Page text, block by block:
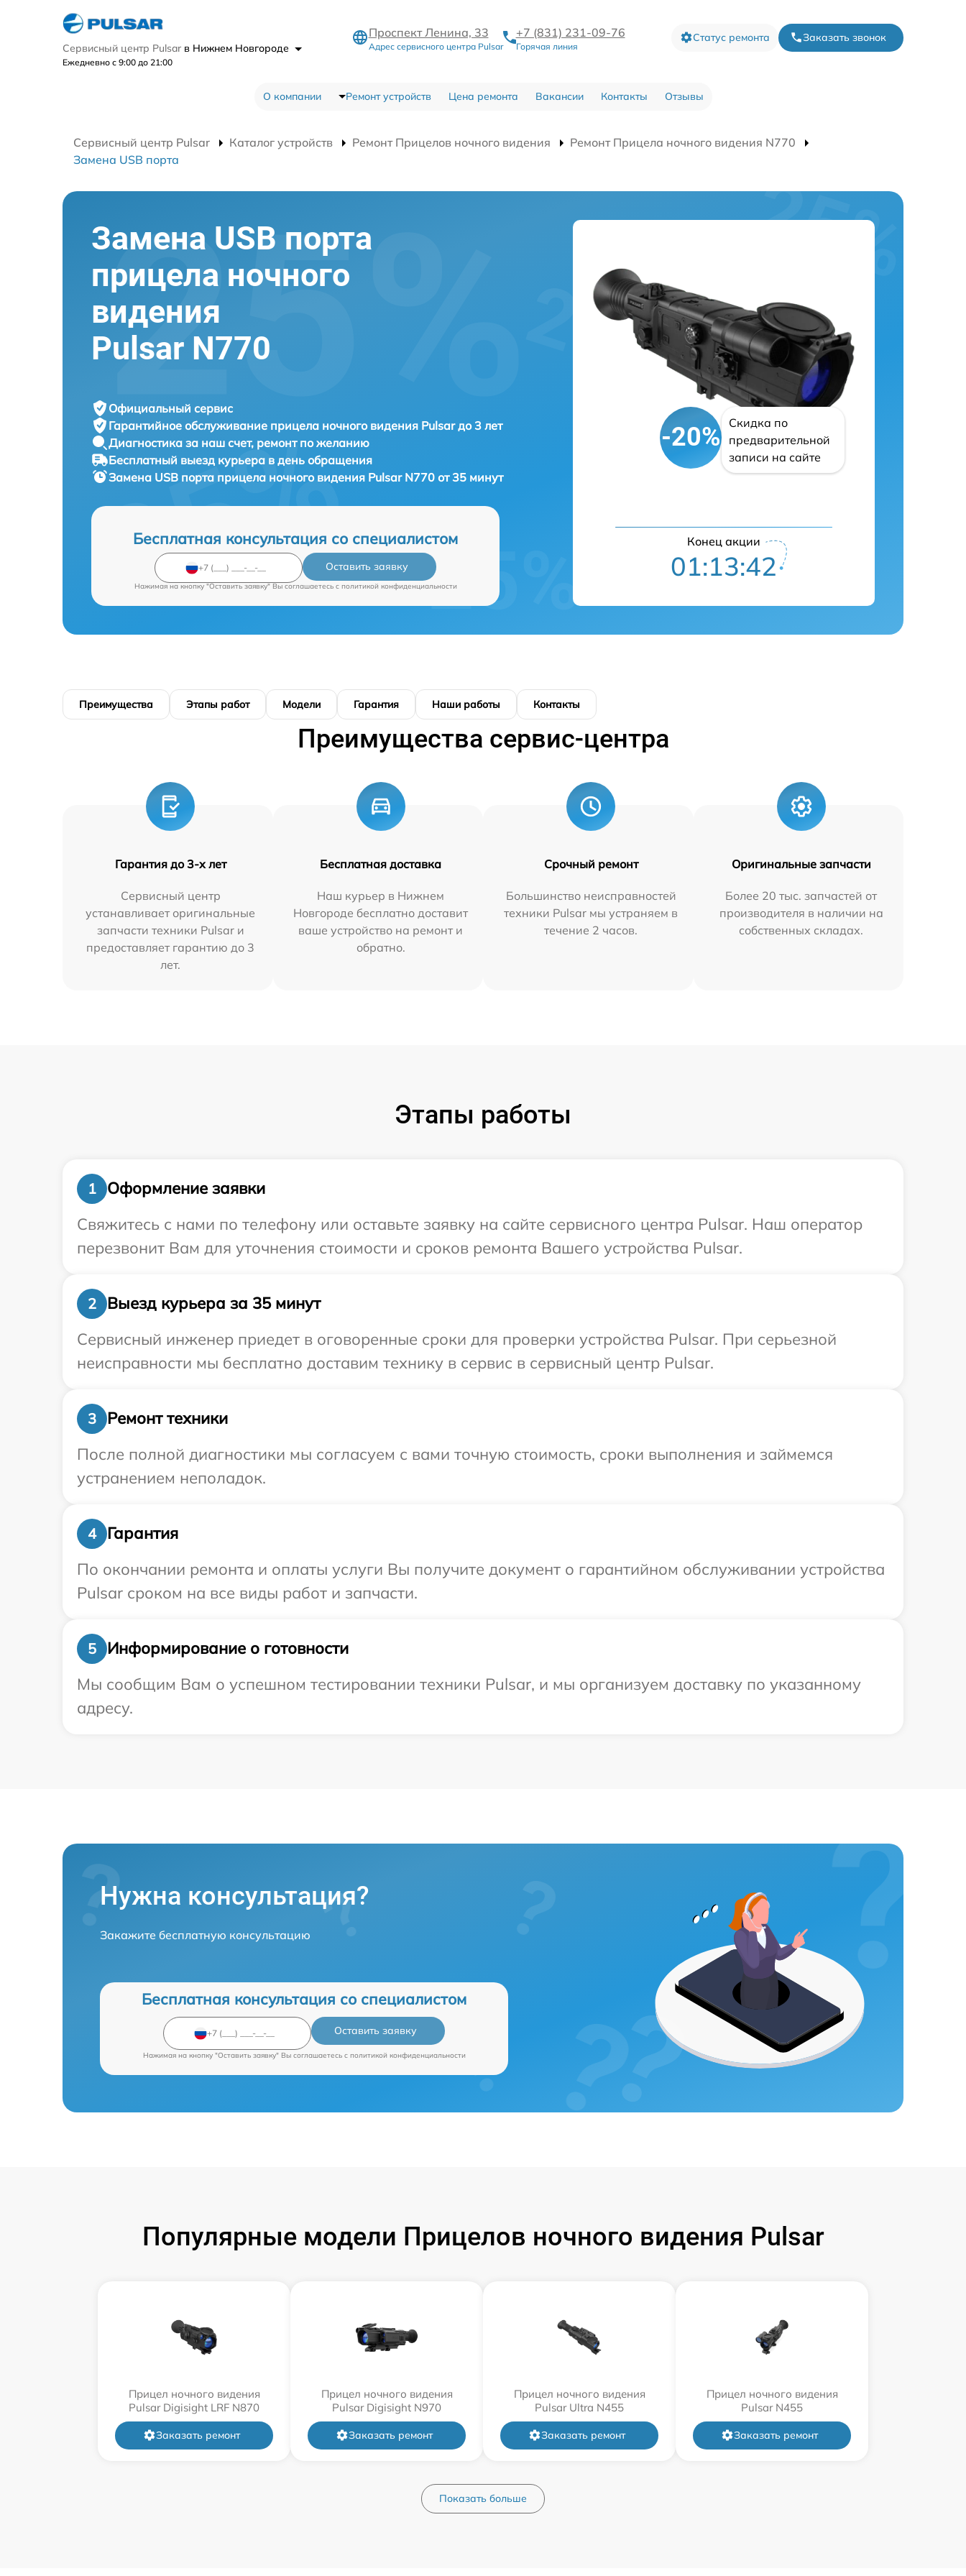
Сервисный центр Pulsar в Нижнем Новгороде
Ежедневно с 9:00 до 21:00
Проспект Ленина, 33
Адрес сервисного центра Pulsar
+7 (831) 231-09-76
Горячая линия
Статус ремонта Заказать звонок
О компании Ремонт устройств Цена ремонта Вакансии Контакты Отзывы
Сервисный центр Pulsar Каталог устройств Ремонт Прицелов ночного видения
Ремонт Прицела ночного видения N770
Замена USB порта
Замена USB порта
прицела ночного
видения
Pulsar N770
Официальный сервис
Гарантийное обслуживание прицела ночного видения Pulsar до 3 лет
Диагностика за наш счет, ремонт по желанию
Бесплатный выезд курьера в день обращения
Замена USB порта прицела ночного видения Pulsar N770 от 35 минут
Бесплатная консультация со специалистом
Оставить заявку
Нажимая на кнопку "Оставить заявку" Вы соглашаетесь c политикой конфиденциальности
-20%
Скидка по
предварительной
записи на сайте
Конец акции
01:13:41
Преимущества Этапы работ Модели Гарантия Наши работы Контакты
Преимущества сервис-центра
Гарантия до 3-х лет
Сервисный центр
устанавливает оригинальные
запчасти техники Pulsar и
предоставляет гарантию до 3
лет.
Бесплатная доставка
Наш курьер в Нижнем
Новгороде бесплатно доставит
ваше устройство на ремонт и
обратно.
Срочный ремонт
Большинство неисправностей
техники Pulsar мы устраняем в
течение 2 часов.
Оригинальные запчасти
Более 20 тыс. запчастей от
производителя в наличии на
собственных складах.
Этапы работы
1
Оформление заявки
Свяжитесь с нами по телефону или оставьте заявку на сайте сервисного центра Pulsar. Наш оператор
перезвонит Вам для уточнения стоимости и сроков ремонта Вашего устройства Pulsar.
2
Выезд курьера за 35 минут
Сервисный инженер приедет в оговоренные сроки для проверки устройства Pulsar. При серьезной
неисправности мы бесплатно доставим технику в сервис в сервисный центр Pulsar.
3
Ремонт техники
После полной диагностики мы согласуем с вами точную стоимость, сроки выполнения и займемся
устранением неполадок.
4
Гарантия
По окончании ремонта и оплаты услуги Вы получите документ о гарантийном обслуживании устройства
Pulsar сроком на все виды работ и запчасти.
5
Информирование о готовности
Мы сообщим Вам о успешном тестировании техники Pulsar, и мы организуем доставку по указанному
адресу.
Нужна консультация?
Закажите бесплатную консультацию
Бесплатная консультация со специалистом
Оставить заявку
Нажимая на кнопку "Оставить заявку" Вы соглашаетесь c политикой конфиденциальности
Популярные модели Прицелов ночного видения Pulsar
Прицел ночного видения
Pulsar Digisight LRF N870
Заказать ремонт
Прицел ночного видения
Pulsar Digisight N970
Заказать ремонт
Прицел ночного видения
Pulsar Ultra N455
Заказать ремонт
Прицел ночного видения
Pulsar N455
Заказать ремонт
Показать больше